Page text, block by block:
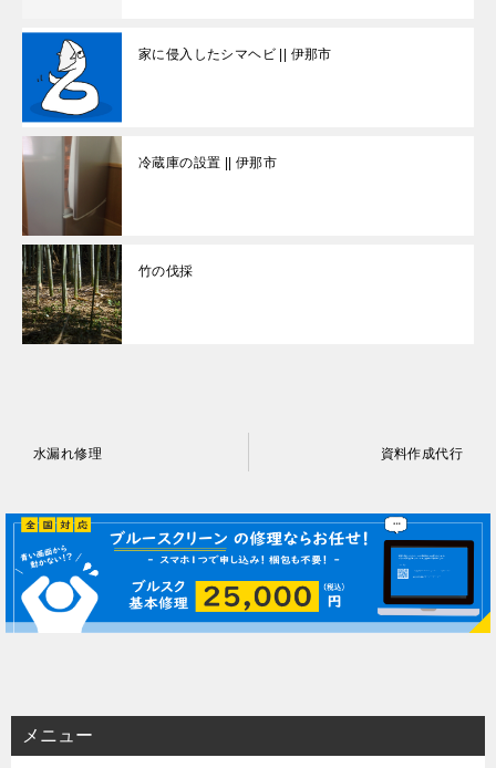
家に侵入したシマヘビ || 伊那市
冷蔵庫の設置 || 伊那市
竹の伐採
ナ
ビ
ゲ
ー
ン
水漏れ修理 資料作成代行
メニュー